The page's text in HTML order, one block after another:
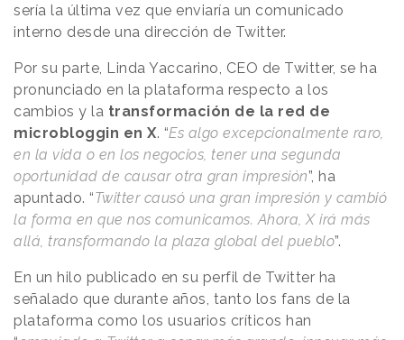
sería la última vez que enviaría un comunicado
interno desde una dirección de Twitter.
Por su parte, Linda Yaccarino, CEO de Twitter, se ha
pronunciado en la plataforma respecto a los
cambios y la transformación de la red de
microbloggin en X. “Es algo excepcionalmente raro,
en la vida o en los negocios, tener una segunda
oportunidad de causar otra gran impresión”, ha
apuntado. “Twitter causó una gran impresión y cambió
la forma en que nos comunicamos. Ahora, X irá más
allá, transformando la plaza global del pueblo”.
En un hilo publicado en su perfil de Twitter ha
señalado que durante años, tanto los fans de la
plataforma como los usuarios críticos han